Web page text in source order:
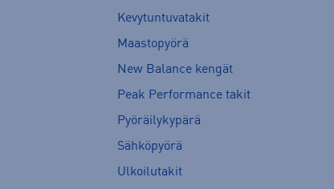
Kevytuntuvatakit
Maastopyörä
New Balance kengät
Peak Performance takit
Pyöräilykypärä
Sähköpyörä
Ulkoilutakit